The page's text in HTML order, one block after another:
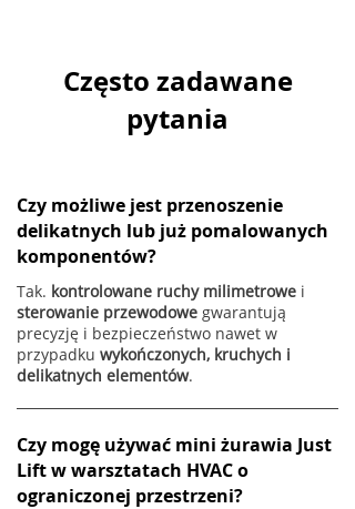
​Często zadawane
pytania
Czy możliwe jest przenoszenie
delikatnych lub już pomalowanych
komponentów?
Tak. kontrolowane ruchy milimetrowe i
sterowanie przewodowe gwarantują
precyzję i bezpieczeństwo nawet w
przypadku wykończonych, kruchych i
delikatnych elementów.
Czy mogę używać mini żurawia Just
Lift w warsztatach HVAC o
ograniczonej przestrzeni?